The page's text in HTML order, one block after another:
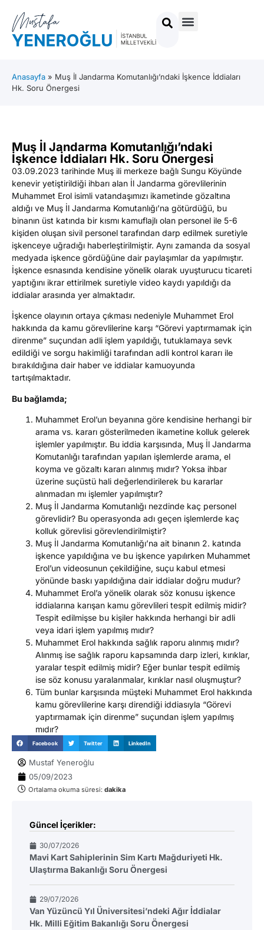
Anasayfa » Muş İl Jandarma Komutanlığı’ndaki İşkence İddiaları
Hk. Soru Önergesi
Muş İl Jandarma Komutanlığı’ndaki
İşkence İddiaları Hk. Soru Önergesi
03.09.2023 tarihinde Muş ili merkeze bağlı Sungu Köyünde
kenevir yetiştirildiği ihbarı alan İl Jandarma görevlilerinin
Muhammet Erol isimli vatandaşımızı ikametinde gözaltına
aldığı ve Muş İl Jandarma Komutanlığı’na götürdüğü, bu
binanın üst katında bir kısmı kamuflajlı olan personel ile 5-6
kişiden oluşan sivil personel tarafından darp edilmek suretiyle
işkenceye uğradığı haberleştirilmiştir. Aynı zamanda da sosyal
medyada işkence gördüğüne dair paylaşımlar da yapılmıştır.
İşkence esnasında kendisine yönelik olarak uyuşturucu ticareti
yaptığını ikrar ettirilmek suretiyle video kaydı yapıldığı da
iddialar arasında yer almaktadır.
İşkence olayının ortaya çıkması nedeniyle Muhammet Erol
hakkında da kamu görevlilerine karşı “Görevi yaptırmamak için
direnme” suçundan adli işlem yapıldığı, tutuklamaya sevk
edildiği ve sorgu hakimliği tarafından adli kontrol kararı ile
bırakıldığına dair haber ve iddialar kamuoyunda
tartışılmaktadır.
Bu bağlamda;
Muhammet Erol’un beyanına göre kendisine herhangi bir
arama vs. kararı gösterilmeden ikametine kolluk gelerek
işlemler yapılmıştır. Bu iddia karşısında, Muş İl Jandarma
Komutanlığı tarafından yapılan işlemlerde arama, el
koyma ve gözaltı kararı alınmış mıdır? Yoksa ihbar
üzerine suçüstü hali değerlendirilerek bu kararlar
alınmadan mı işlemler yapılmıştır?
Muş İl Jandarma Komutanlığı nezdinde kaç personel
görevlidir? Bu operasyonda adı geçen işlemlerde kaç
kolluk görevlisi görevlendirilmiştir?
Muş İl Jandarma Komutanlığı’na ait binanın 2. katında
işkence yapıldığına ve bu işkence yapılırken Muhammet
Erol’un videosunun çekildiğine, suçu kabul etmesi
yönünde baskı yapıldığına dair iddialar doğru mudur?
Muhammet Erol’a yönelik olarak söz konusu işkence
iddialarına karışan kamu görevlileri tespit edilmiş midir?
Tespit edilmişse bu kişiler hakkında herhangi bir adli
veya idari işlem yapılmış mıdır?
Muhammet Erol hakkında sağlık raporu alınmış mıdır?
Alınmış ise sağlık raporu kapsamında darp izleri, kırıklar,
yaralar tespit edilmiş midir? Eğer bunlar tespit edilmiş
ise söz konusu yaralanmalar, kırıklar nasıl oluşmuştur?
Tüm bunlar karşısında müşteki Muhammet Erol hakkında
kamu görevlilerine karşı direndiği iddiasıyla “Görevi
yaptırmamak için direnme” suçundan işlem yapılmış
mıdır?
Facebook Twitter LinkedIn
Mustaf Yeneroğlu
05/09/2023
Ortalama okuma süresi: dakika
Güncel İçerikler:
30/07/2026
Mavi Kart Sahiplerinin Sim Kartı Mağduriyeti Hk.
Ulaştırma Bakanlığı Soru Önergesi
29/07/2026
Van Yüzüncü Yıl Üniversitesi’ndeki Ağır İddialar
Hk. Milli Eğitim Bakanlığı Soru Önergesi